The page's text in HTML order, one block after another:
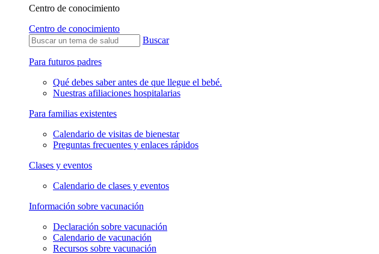
Centro de conocimiento
Centro de conocimiento
Buscar
Para futuros padres
Qué debes saber antes de que llegue el bebé.
Nuestras afiliaciones hospitalarias
Para familias existentes
Calendario de visitas de bienestar
Preguntas frecuentes y enlaces rápidos
Clases y eventos
Calendario de clases y eventos
Información sobre vacunación
Declaración sobre vacunación
Calendario de vacunación
Recursos sobre vacunación